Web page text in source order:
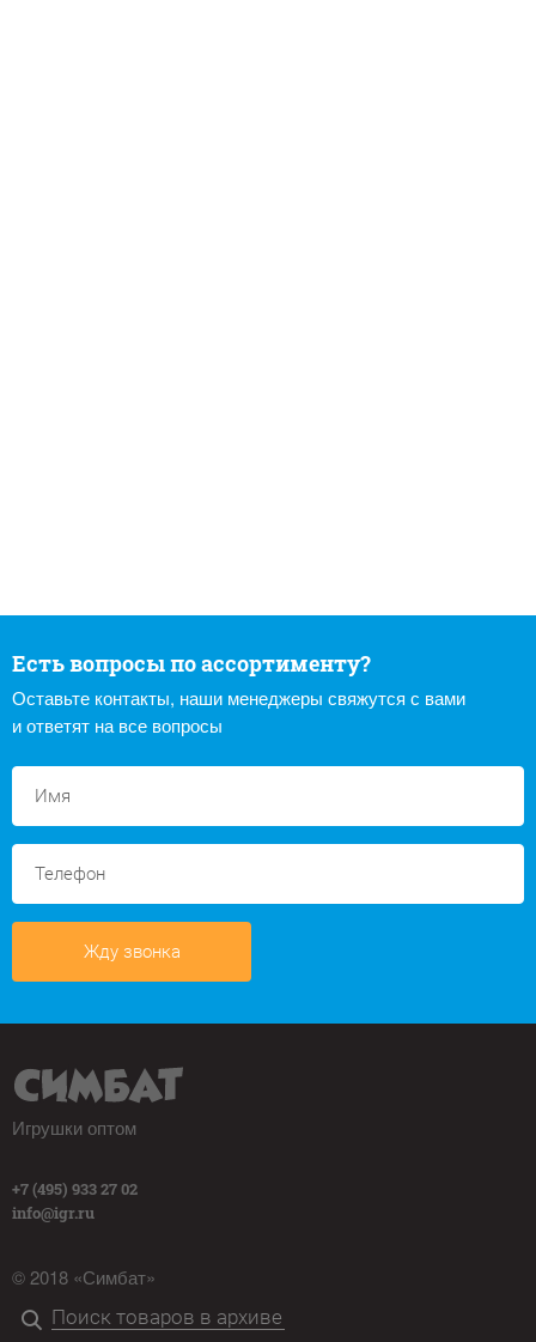
Есть вопросы по ассортименту?
Оставьте контакты, наши менеджеры свяжутся с вами
и ответят на все вопросы
Жду звонка
Игрушки оптом
+7 (495) 933 27 02
info@igr.ru
© 2018 «Симбат»